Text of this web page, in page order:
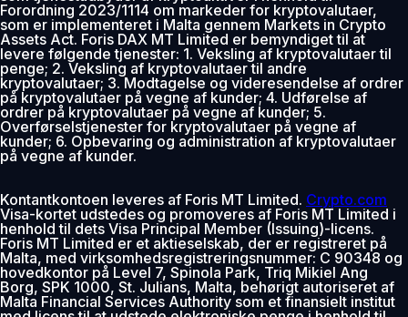
Forordning 2023/1114 om markeder for kryptovalutaer,
som er implementeret i Malta gennem Markets in Crypto
Assets Act. Foris DAX MT Limited er bemyndiget til at
levere følgende tjenester: 1. Veksling af kryptovalutaer til
penge; 2. Veksling af kryptovalutaer til andre
kryptovalutaer; 3. Modtagelse og videresendelse af ordrer
på kryptovalutaer på vegne af kunder; 4. Udførelse af
ordrer på kryptovalutaer på vegne af kunder; 5.
Overførselstjenester for kryptovalutaer på vegne af
kunder; 6. Opbevaring og administration af kryptovalutaer
på vegne af kunder.
Kontantkontoen leveres af Foris MT Limited. Crypto.com
Visa-kortet udstedes og promoveres af Foris MT Limited i
henhold til dets Visa Principal Member (Issuing)-licens.
Foris MT Limited er et aktieselskab, der er registreret på
Malta, med virksomhedsregistreringsnummer: C 90348 og
hovedkontor på Level 7, Spinola Park, Triq Mikiel Ang
Borg, SPK 1000, St. Julians, Malta, behørigt autoriseret af
Malta Financial Services Authority som et finansielt institut